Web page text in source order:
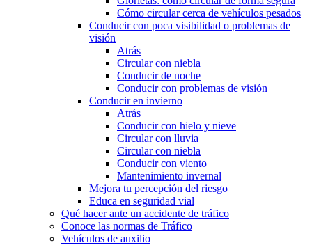
Cómo circular cerca de vehículos pesados
Conducir con poca visibilidad o problemas de
visión
Atrás
Circular con niebla
Conducir de noche
Conducir con problemas de visión
Conducir en invierno
Atrás
Conducir con hielo y nieve
Circular con lluvia
Circular con niebla
Conducir con viento
Mantenimiento invernal
Mejora tu percepción del riesgo
Educa en seguridad vial
Qué hacer ante un accidente de tráfico
Conoce las normas de Tráfico
Vehículos de auxilio